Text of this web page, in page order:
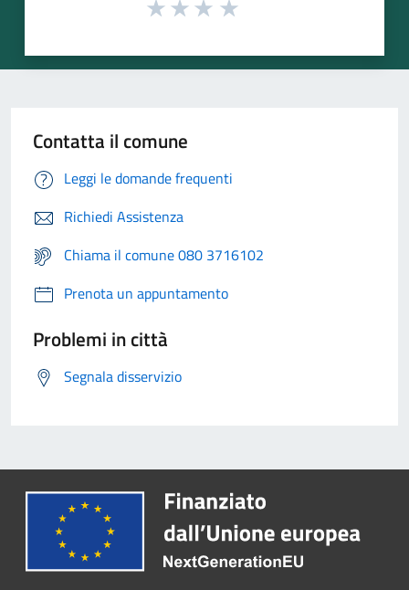
Contatta il comune
Leggi le domande frequenti
Richiedi Assistenza
Chiama il comune 080 3716102
Prenota un appuntamento
Problemi in città
Segnala disservizio